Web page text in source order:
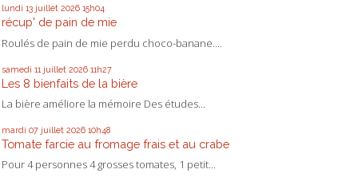
lundi 13 juillet 2026 15h04
récup' de pain de mie
Roulés de pain de mie perdu choco-banane....
samedi 11 juillet 2026 11h27
Les 8 bienfaits de la bière
La bière améliore la mémoire Des études...
mardi 07 juillet 2026 10h48
Tomate farcie au fromage frais et au crabe
Pour 4 personnes 4 grosses tomates, 1 petit...